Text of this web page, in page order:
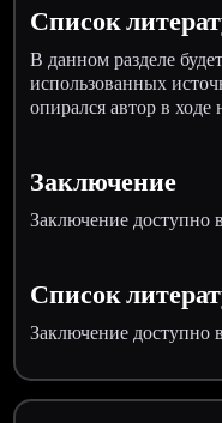
Список
В данном разделе
использованных
опирался автор в ходе
Заключение
Заключение доступно
Список
Заключение доступно